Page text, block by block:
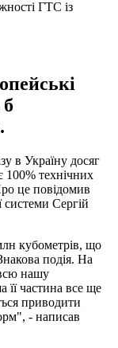
в Україну досяг
100% технічних
це повідомив
Сергій
кубометрів, що
подія. На
нашу
її частина все ще
приводити
- написав